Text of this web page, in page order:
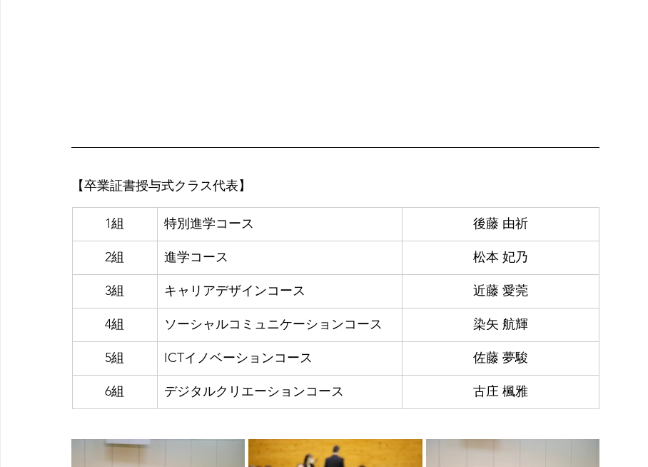
【卒業証書授与式クラス代表】
1組 特別進学コース 後藤 由祈
2組 進学コース 松本 妃乃
3組 キャリアデザインコース 近藤 愛莞
4組 ソーシャルコミュニケーションコース 染矢 航輝
5組 ICTイノベーションコース 佐藤 夢駿
6組 デジタルクリエーションコース 古庄 楓雅